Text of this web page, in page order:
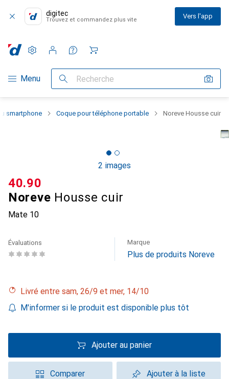
digitec
Trouvez et commandez plus vite Vers l'app
Navigation par catégorie
Menu Recherche
Paramètres
Compte client
Listes de comparaison
Listes d'envies
Panier
smartphone Coque pour téléphone portable Noreve Housse cuir
2 images
Noreve Housse cuir
Mate 10
CHF
40.90
Évaluations Marque
Plus de produits Noreve
Livré entre sam, 26/9 et mer, 14/10
M'informer si le produit est disponible plus tôt
Ajouter au panier
Comparer Ajouter à la liste